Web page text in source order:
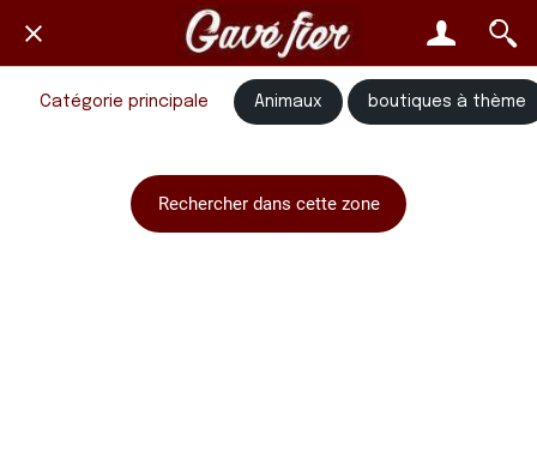
Catégorie principale Animaux boutiques à thème
Rechercher dans cette zone